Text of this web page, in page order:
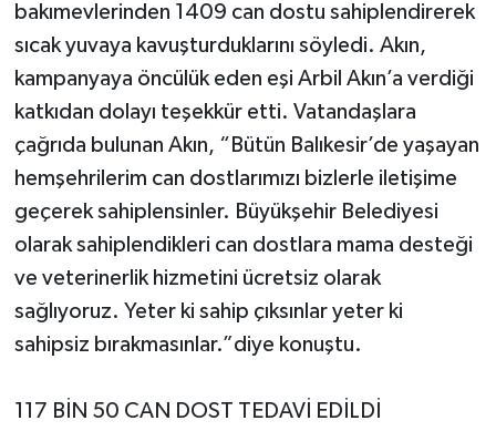
bakımevlerinden 1409 can dostu sahiplendirerek
sıcak yuvaya kavuşturduklarını söyledi. Akın,
kampanyaya öncülük eden eşi Arbil Akın’a verdiği
katkıdan dolayı teşekkür etti. Vatandaşlara
çağrıda bulunan Akın, “Bütün Balıkesir’de yaşayan
hemşehrilerim can dostlarımızı bizlerle iletişime
geçerek sahiplensinler. Büyükşehir Belediyesi
olarak sahiplendikleri can dostlara mama desteği
ve veterinerlik hizmetini ücretsiz olarak
sağlıyoruz. Yeter ki sahip çıksınlar yeter ki
sahipsiz bırakmasınlar.”diye konuştu.
117 BİN 50 CAN DOST TEDAVİ EDİLDİ